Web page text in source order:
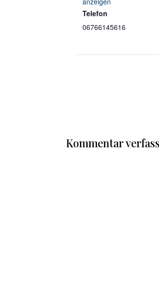
Telefon
06766145616
Kommentar